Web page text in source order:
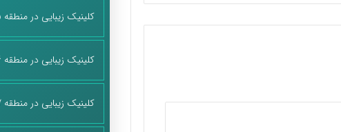
کلینیک زیبایی در منطقه 15
کلینیک زیبایی در منطقه 16
کلینیک زیبایی در منطقه 17